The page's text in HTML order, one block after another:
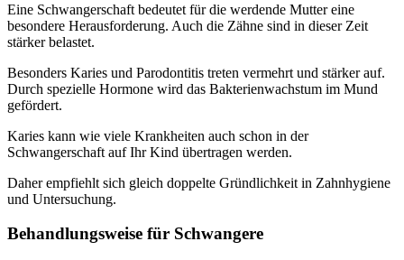
Eine Schwangerschaft bedeutet für die werdende Mutter eine
besondere Herausforderung. Auch die Zähne sind in dieser Zeit
stärker belastet.
Besonders Karies und Parodontitis treten vermehrt und stärker auf.
Durch spezielle Hormone wird das Bakterienwachstum im Mund
gefördert.
Karies kann wie viele Krankheiten auch schon in der
Schwangerschaft auf Ihr Kind übertragen werden.
Daher empfiehlt sich gleich doppelte Gründlichkeit in Zahnhygiene
und Untersuchung.
Behandlungsweise für Schwangere